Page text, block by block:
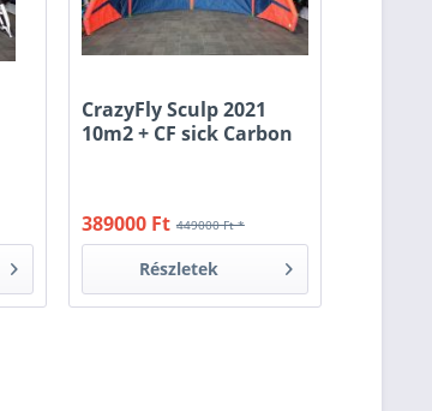
CrazyFly Sculp 2021
10m2 + CF sick Carbon
449000 Ft *
389000 Ft
Részletek